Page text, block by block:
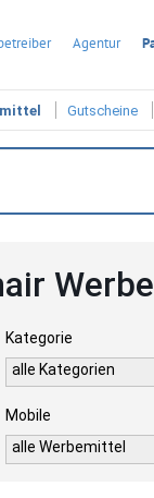
Agentur
Gutscheine
Kategorie
alle Kategorien
Mobile
alle Werbemittel